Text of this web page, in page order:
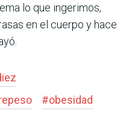
lo que ingerimos,
en el cuerpo y hace
#obesidad